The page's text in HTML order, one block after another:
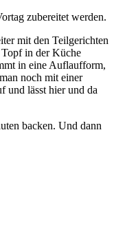
zubereitet werden.
mit den Teilgerichten
in der Küche
in eine Auflaufform,
noch mit einer
und lässt hier und da
backen. Und dann